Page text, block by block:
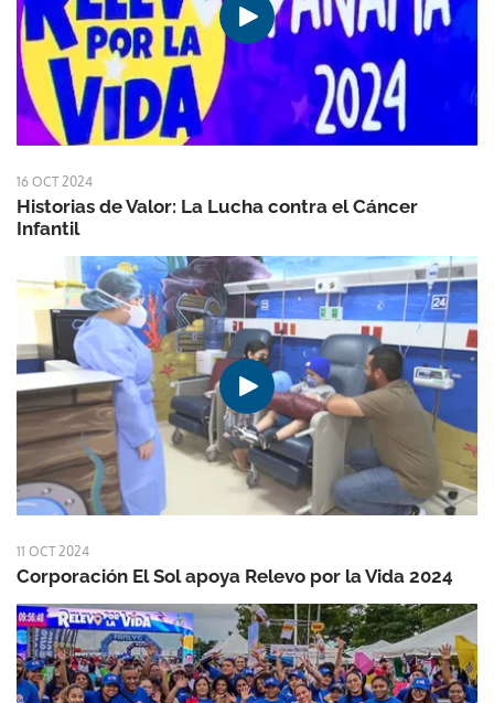
16 OCT 2024
Historias de Valor: La Lucha contra el Cáncer
Infantil
11 OCT 2024
Corporación El Sol apoya Relevo por la Vida 2024